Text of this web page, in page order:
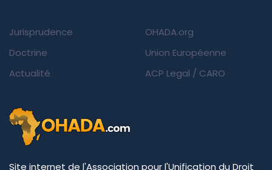
Jurisprudence
Doctrine
Actualité
OHADA.org
Union Européenne
ACP Legal / CARO
Site internet de l'Association pour l'Unification du Droit